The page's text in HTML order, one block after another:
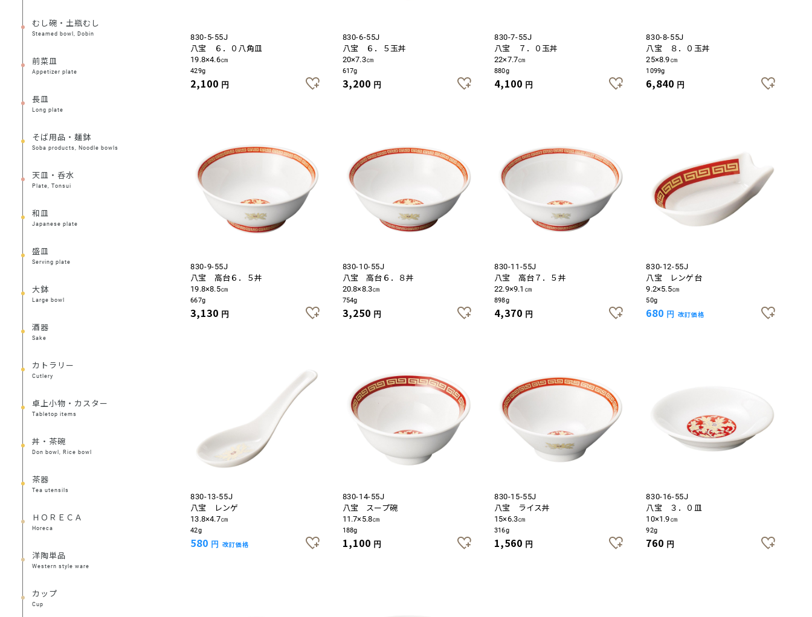
むし碗・土瓶むし
Steamed bowl, Dobin
前菜皿
Appetizer plate
長皿
Long plate
そば用品・麺鉢
Soba products, Noodle bowls
天皿・呑水
Plate, Tonsui
和皿
Japanese plate
盛皿
Serving plate
大鉢
Large bowl
酒器
Sake
カトラリー
Cutlery
卓上小物・カスター
Tabletop items
丼・茶碗
Don bowl, Rice bowl
茶器
Tea utensils
ＨＯＲＥＣＡ
Horeca
洋陶単品
Western style ware
カップ
Cup
830-5-55J
八宝 ６．０八角皿
19.8×4.6㎝
429g
2,100 円
830-6-55J
八宝 ６．５玉丼
20×7.3㎝
617g
3,200 円
830-7-55J
八宝 ７．０玉丼
22×7.7㎝
880g
4,100 円
830-8-55J
八宝 ８．０玉丼
25×8.9㎝
1099g
6,840 円
830-9-55J
八宝 高台６．５丼
19.8×8.5㎝
667g
3,130 円
830-10-55J
八宝 高台６．８丼
20.8×8.3㎝
754g
3,250 円
830-11-55J
八宝 高台７．５丼
22.9×9.1㎝
898g
4,370 円
830-12-55J
八宝 レンゲ台
9.2×5.5㎝
50g
680 円 改訂価格
830-13-55J
八宝 レンゲ
13.8×4.7㎝
42g
580 円 改訂価格
830-14-55J
八宝 スープ碗
11.7×5.8㎝
188g
1,100 円
830-15-55J
八宝 ライス丼
15×6.3㎝
316g
1,560 円
830-16-55J
八宝 ３．０皿
10×1.9㎝
92g
760 円
お買い物を続ける カートへ進む